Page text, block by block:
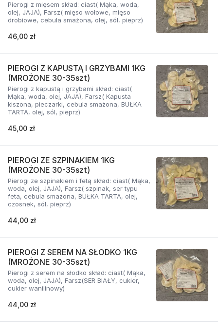
Pierogi z mięsem skład: ciast( Mąka, woda,
olej, JAJA), Farsz( mięso wołowe, mięso
drobiowe, cebula smażona, olej, sól, pieprz)
46,00 zł
PIEROGI Z KAPUSTĄ I GRZYBAMI 1KG
(MROŻONE 30-35szt)
Pierogi z kapustą i grzybami skład: ciast(
Mąka, woda, olej, JAJA), Farsz( Kapusta
kiszona, pieczarki, cebula smażona, BUŁKA
TARTA, olej, sól, pieprz)
45,00 zł
PIEROGI ZE SZPINAKIEM 1KG
(MROŻONE 30-35szt)
Pierogi ze szpinakiem i fetą skład: ciast( Mąka,
woda, olej, JAJA), Farsz( szpinak, ser typu
feta, cebula smażona, BUŁKA TARTA, olej,
czosnek, sól, pieprz)
44,00 zł
PIEROGI Z SEREM NA SŁODKO 1KG
(MROŻONE 30-35szt)
Pierogi z serem na słodko skład: ciast( Mąka,
woda, olej, JAJA), Farsz(SER BIAŁY, cukier,
cukier wanilinowy)
44,00 zł